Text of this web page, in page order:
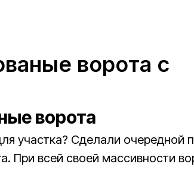
ворота с
ворота
участка? Сделали очередной
При всей своей массивности